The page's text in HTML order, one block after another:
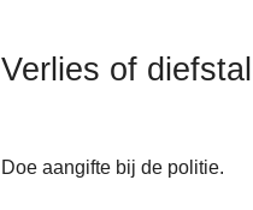
Verlies of
Doe aangifte bij de politie.